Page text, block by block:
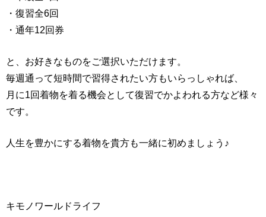
・復習全6回
・通年12回券
と、お好きなものをご選択いただけます。
毎週通って短時間で習得されたい方もいらっしゃれば、
月に1回着物を着る機会として復習でかよわれる方など様々
です。
人生を豊かにする着物を貴方も一緒に初めましょう♪
キモノワールドライフ